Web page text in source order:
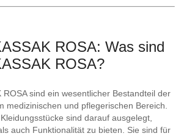
ROSA: Was sind
ROSA?
ROSA sind ein wesentlicher Bestandteil der
medizinischen und pflegerischen Bereich.
sind darauf ausgelegt,
auch Funktionalität zu bieten. Sie sind für